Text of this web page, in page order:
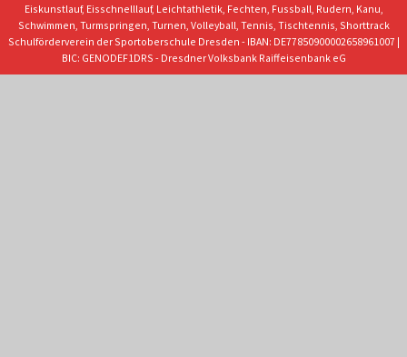
Eiskunstlauf, Eisschnelllauf, Leichtathletik, Fechten, Fussball, Rudern, Kanu,
Schwimmen, Turmspringen, Turnen, Volleyball, Tennis, Tischtennis, Shorttrack
Schulförderverein der Sportoberschule Dresden - IBAN: DE77850900002658961007 |
BIC: GENODEF1DRS - Dresdner Volksbank Raiffeisenbank eG